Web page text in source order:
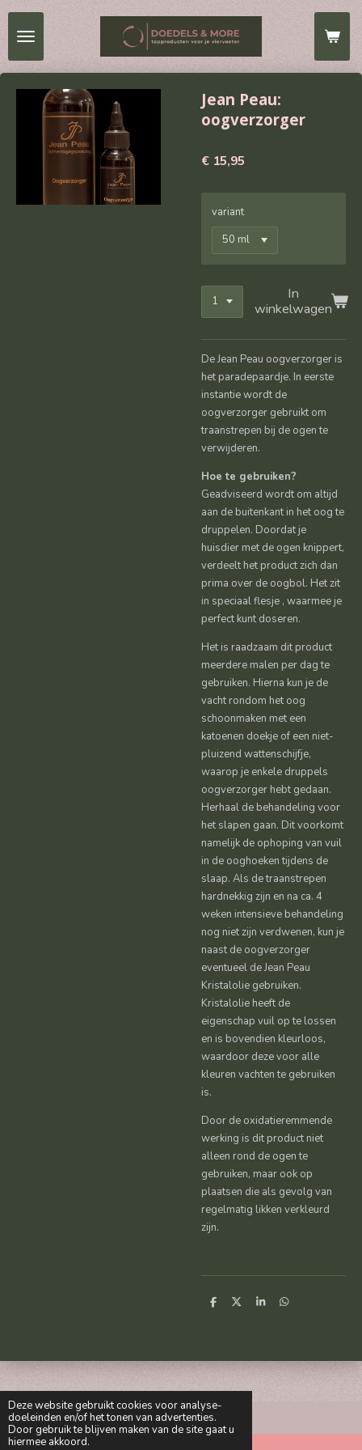
Deze website gebruikt cookies voor analyse-
doeleinden en/of het tonen van advertenties.
Door gebruik te blijven maken van de site gaat u
hiermee akkoord.
Ga
direct
hoofdinhoud
Jean Peau:
oogverzorger
€ 15,95
variant
In
winkelwagen
De Jean Peau oogverzorger is
het paradepaardje. In eerste
instantie wordt de
oogverzorger gebruikt om
traanstrepen bij de ogen te
verwijderen.
Hoe te gebruiken?
Geadviseerd wordt om altijd
aan de buitenkant in het oog te
druppelen. Doordat je
huisdier met de ogen knippert,
verdeelt het product zich dan
prima over de oogbol. Het zit
in speciaal flesje , waarmee je
perfect kunt doseren.
Het is raadzaam dit product
meerdere malen per dag te
gebruiken. Hierna kun je de
vacht rondom het oog
schoonmaken met een
katoenen doekje of een niet-
pluizend wattenschijfje,
waarop je enkele druppels
oogverzorger hebt gedaan.
Herhaal de behandeling voor
het slapen gaan. Dit voorkomt
namelijk de ophoping van vuil
in de ooghoeken tijdens de
slaap. Als de traanstrepen
hardnekkig zijn en na ca. 4
weken intensieve behandeling
nog niet zijn verdwenen, kun je
naast de oogverzorger
eventueel de Jean Peau
Kristalolie gebruiken.
Kristalolie heeft de
eigenschap vuil op te lossen
en is bovendien kleurloos,
waardoor deze voor alle
kleuren vachten te gebruiken
is.
Door de oxidatieremmende
werking is dit product niet
alleen rond de ogen te
gebruiken, maar ook op
plaatsen die als gevolg van
regelmatig likken verkleurd
zijn.
D
D
S
D